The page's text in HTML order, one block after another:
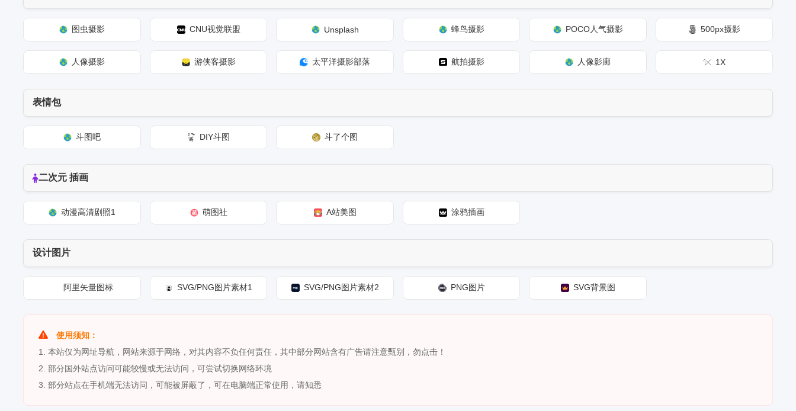
图虫摄影 CNU视觉联盟 Unsplash 蜂鸟摄影 POCO人气摄影 500px摄影
人像摄影 游侠客摄影 太平洋摄影部落 航拍摄影 人像影廊 1X
表情包
斗图吧 DIY斗图 斗了个图
二次元 插画
动漫高清剧照1 萌图社 A站美图 涂鸦插画
设计图片
阿里矢量图标 SVG/PNG图片素材1 SVG/PNG图片素材2 PNG图片 SVG背景图
使用须知：
1. 本站仅为网址导航，网站来源于网络，对其内容不负任何责任，其中部分网站含有广告请注意甄别，勿点击！
2. 部分国外站点访问可能较慢或无法访问，可尝试切换网络环境
3. 部分站点在手机端无法访问，可能被屏蔽了，可在电脑端正常使用，请知悉